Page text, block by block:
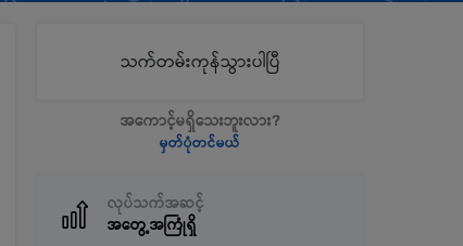
သက်တမ်းကုန်သွားပါပြီ
အကောင့်မရှိသေးဘူးလား?
မှတ်ပုံတင်မယ်
လုပ်သက်အဆင့်
အတွေ့အကြုံရှိ